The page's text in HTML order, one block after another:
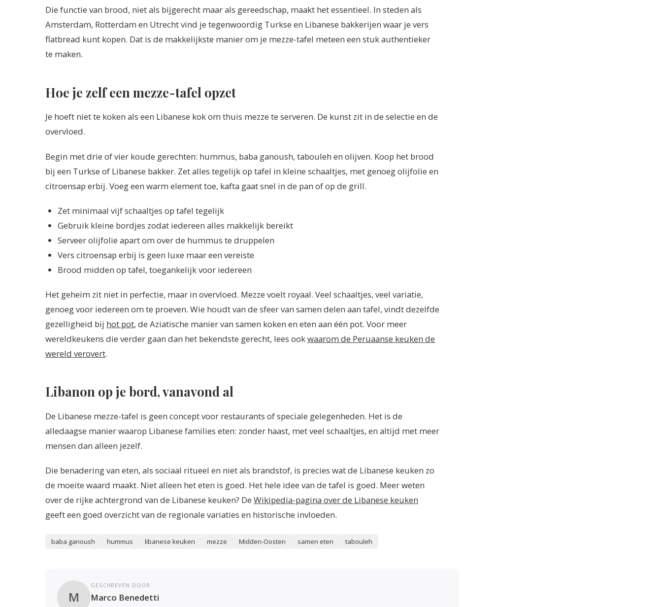
Die functie van brood, niet als bijgerecht maar als gereedschap, maakt het essentieel. In steden als
Amsterdam, Rotterdam en Utrecht vind je tegenwoordig Turkse en Libanese bakkerijen waar je vers
flatbread kunt kopen. Dat is de makkelijkste manier om je mezze-tafel meteen een stuk authentieker
te maken.
Hoe je zelf een mezze-tafel opzet
Je hoeft niet te koken als een Libanese kok om thuis mezze te serveren. De kunst zit in de selectie en de
overvloed.
Begin met drie of vier koude gerechten: hummus, baba ganoush, tabouleh en olijven. Koop het brood
bij een Turkse of Libanese bakker. Zet alles tegelijk op tafel in kleine schaaltjes, met genoeg olijfolie en
citroensap erbij. Voeg een warm element toe, kafta gaat snel in de pan of op de grill.
Zet minimaal vijf schaaltjes op tafel tegelijk
Gebruik kleine bordjes zodat iedereen alles makkelijk bereikt
Serveer olijfolie apart om over de hummus te druppelen
Vers citroensap erbij is geen luxe maar een vereiste
Brood midden op tafel, toegankelijk voor iedereen
Het geheim zit niet in perfectie, maar in overvloed. Mezze voelt royaal. Veel schaaltjes, veel variatie,
genoeg voor iedereen om te proeven. Wie houdt van de sfeer van samen delen aan tafel, vindt dezelfde
gezelligheid bij hot pot, de Aziatische manier van samen koken en eten aan één pot. Voor meer
wereldkeukens die verder gaan dan het bekendste gerecht, lees ookwaarom de Peruaanse keuken de
wereld verovert.
Libanon op je bord, vanavond al
De Libanese mezze-tafel is geen concept voor restaurants of speciale gelegenheden. Het is de
alledaagse manier waarop Libanese families eten: zonder haast, met veel schaaltjes, en altijd met meer
mensen dan alleen jezelf.
Die benadering van eten, als sociaal ritueel en niet als brandstof, is precies wat de Libanese keuken zo
de moeite waard maakt. Niet alleen het eten is goed. Het hele idee van de tafel is goed. Meer weten
over de rijke achtergrond van de Libanese keuken? De Wikipedia-pagina over de Libanese keuken
geeft een goed overzicht van de regionale variaties en historische invloeden.
baba ganoush hummus libanese keuken mezze Midden-Oosten samen eten tabouleh
M
GESCHREVEN DOOR
Marco Benedetti